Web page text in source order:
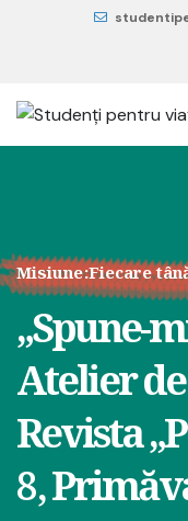
Misiune:Fiecare
„Spune-
Atelier
Revista
8,